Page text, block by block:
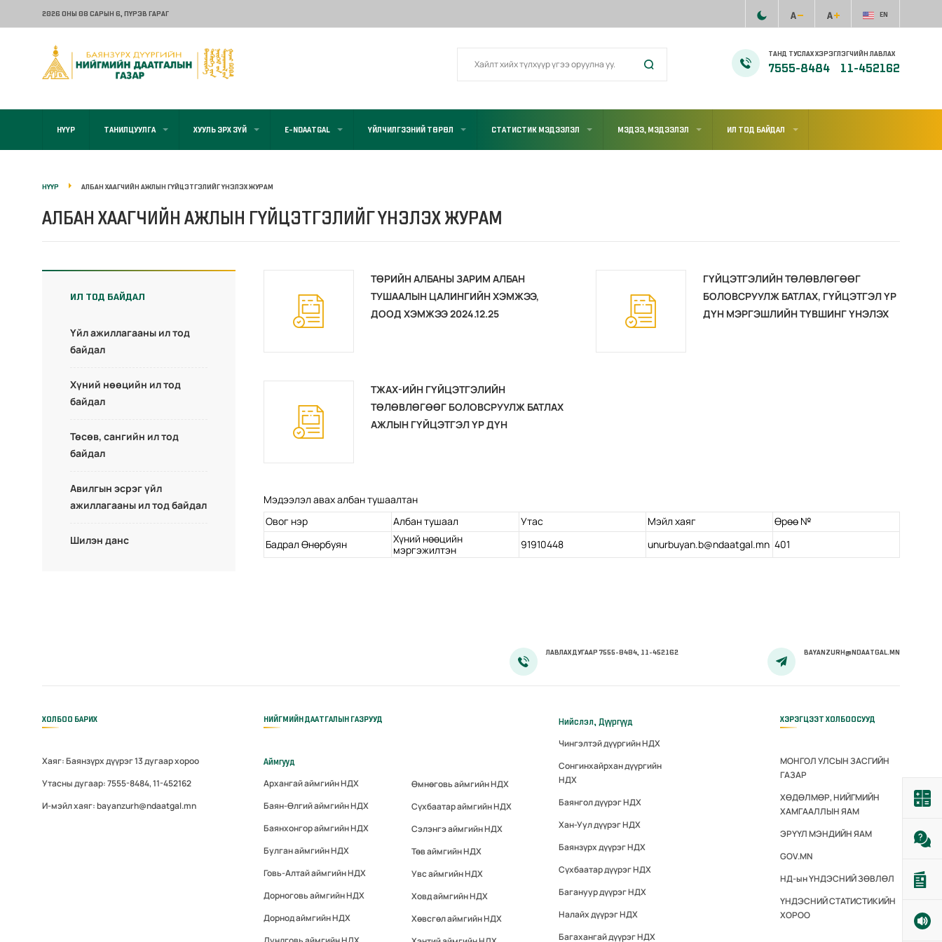
2026 ОНЫ 08 САРЫН 6, ПҮРЭВ ГАРАГ EN
ТАНД ТУСЛАХ ХЭРЭГЛЭГЧИЙН ЛАВЛАХ
7555-8484 11-452162
НҮҮР ТАНИЛЦУУЛГА ХУУЛЬ ЭРХ ЗҮЙ E-NDAATGAL ҮЙЛЧИЛГЭЭНИЙ ТӨРӨЛ СТАТИСТИК МЭДЭЭЛЭЛ МЭДЭЭ, МЭДЭЭЛЭЛ ИЛ ТОД БАЙДАЛ
НҮҮР АЛБАН ХААГЧИЙН АЖЛЫН ГҮЙЦЭТГЭЛИЙГ ҮНЭЛЭХ ЖУРАМ
АЛБАН ХААГЧИЙН АЖЛЫН ГҮЙЦЭТГЭЛИЙГ ҮНЭЛЭХ ЖУРАМ
ИЛ ТОД БАЙДАЛ
Үйл ажиллагааны ил тод
байдал
Хүний нөөцийн ил тод
байдал
Төсөв, сангийн ил тод
байдал
Авилгын эсрэг үйл
ажиллагааны ил тод байдал
Шилэн данс
ТӨРИЙН АЛБАНЫ ЗАРИМ АЛБАН
ТУШААЛЫН ЦАЛИНГИЙН ХЭМЖЭЭ,
ДООД ХЭМЖЭЭ 2024.12.25
ГҮЙЦЭТГЭЛИЙН ТӨЛӨВЛӨГӨӨГ
БОЛОВСРУУЛЖ БАТЛАХ, ГҮЙЦЭТГЭЛ ҮР
ДҮН МЭРГЭШЛИЙН ТҮВШИНГ ҮНЭЛЭХ
ТЖАХ-ИЙН ГҮЙЦЭТГЭЛИЙН
ТӨЛӨВЛӨГӨӨГ БОЛОВСРУУЛЖ БАТЛАХ
АЖЛЫН ГҮЙЦЭТГЭЛ ҮР ДҮН
Мэдээлэл авах албан тушаалтан
Овог нэр
Албан тушаал Утас Мэйл хаяг
Өрөө №
Бадрал Өнөрбуян
Хүний нөөцийн
мэргэжилтэн
91910448 unurbuyan.b@ndaatgal.mn 401
ЛАВЛАХ ДУГААР 7555-8484, 11-452162 BAYANZURH@NDAATGAL.MN
ХОЛБОО БАРИХ
Хаяг: Баянзүрх дүүрэг 13 дугаар хороо
Утасны дугаар: 7555-8484, 11-452162
И-мэйл хаяг: bayanzurh@ndaatgal.mn
НИЙГМИЙН ДААТГАЛЫН ГАЗРУУД
Аймгууд
Архангай аймгийн НДХ
Баян-Өлгий аймгийн НДХ
Баянхонгор аймгийн НДХ
Булган аймгийн НДХ
Говь-Алтай аймгийн НДХ
Дорноговь аймгийн НДХ
Дорнод аймгийн НДХ
Өмнөговь аймгийн НДХ
Сүхбаатар аймгийн НДХ
Сэлэнгэ аймгийн НДХ
Төв аймгийн НДХ
Увс аймгийн НДХ
Ховд аймгийн НДХ
Хөвсгөл аймгийн НДХ
Нийслэл, Дүүргүүд
Чингэлтэй дүүргийн НДХ
Сонгинхайрхан дүүргийн
НДХ
Баянгол дүүрэг НДХ
Хан-Уул дүүрэг НДХ
Баянзүрх дүүрэг НДХ
Сүхбаатар дүүрэг НДХ
Багануур дүүрэг НДХ
Налайх дүүрэг НДХ
Багахангай дүүрэг НДХ
ХЭРЭГЦЭЭТ ХОЛБООСУУД
МОНГОЛ УЛСЫН ЗАСГИЙН
ГАЗАР
ХӨДӨЛМӨР, НИЙГМИЙН
ХАМГААЛЛЫН ЯАМ
ЭРҮҮЛ МЭНДИЙН ЯАМ
GOV.MN
НД-ын ҮНДЭСНИЙ ЗӨВЛӨЛ
ҮНДЭСНИЙ СТАТИСТИКИЙН
ХОРОО